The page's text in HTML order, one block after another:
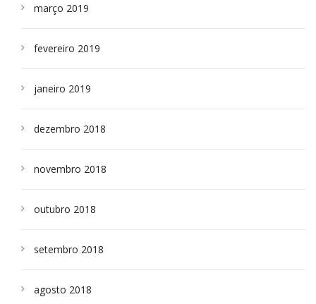
março 2019
fevereiro 2019
janeiro 2019
dezembro 2018
novembro 2018
outubro 2018
setembro 2018
agosto 2018